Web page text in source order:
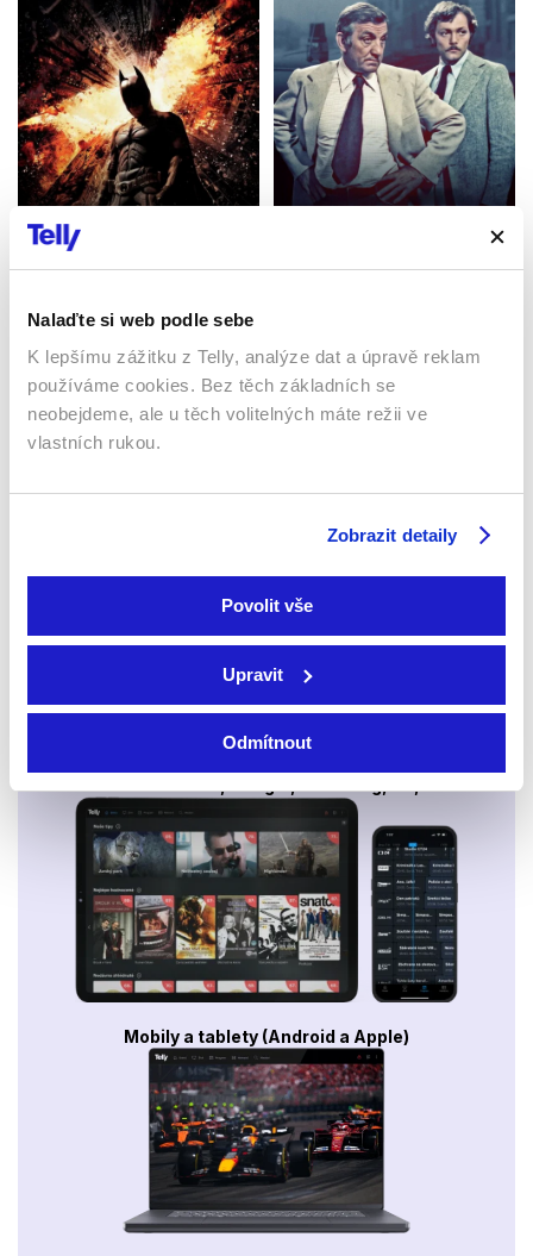
Nalaďte si web podle sebe
K lepšímu zážitku z Telly, analýze dat a úpravě reklam
používáme cookies. Bez těch základních se
neobejdeme, ale u těch volitelných máte režii ve
vlastních rukou.
Zobrazit detaily
Povolit vše
Upravit
Odmítnout
Temný rytíř povstal
2012 | USA | 158 min
1975 | Francie | 91 min
Sledujte kdekoliv až na 6 zařízeních
po celé EU, a to až na 6 zařízeních.
Smart TV - Android, Google, Samsung, LG, VIDAA
Mobily a tablety (Android a Apple)